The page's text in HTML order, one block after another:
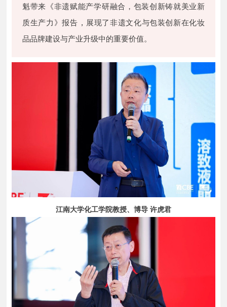
魁带来《非遗赋能产学研融合，包装创新铸就美业新
质生产力》报告 ， 展现了非遗文化与包装创新在化妆
品品牌建设与产业升级中的重要价值。
江南大学化工学院教授、博导 许虎君